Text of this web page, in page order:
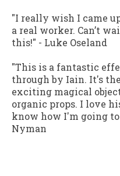
"I really wish I came
a real worker. Can’t
this!" - Luke Oseland
"This is a fantastic
through by Iain. It's
exciting magical
organic props. I love
know how I'm going to
Nyman